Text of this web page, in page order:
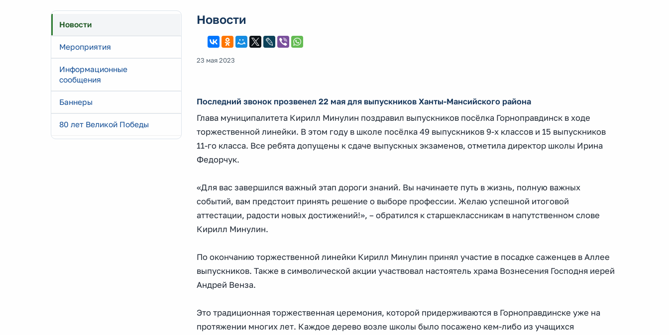
Новости
Мероприятия
Информационные
сообщения
Баннеры
80 лет Великой Победы
Новости
23 мая 2023
Последний звонок прозвенел 22 мая для выпускников Ханты-Мансийского района
Глава муниципалитета Кирилл Минулин поздравил выпускников посёлка Горноправдинск в ходе
торжественной линейки. В этом году в школе посёлка 49 выпускников 9-х классов и 15 выпускников
11-го класса. Все ребята допущены к сдаче выпускных экзаменов, отметила директор школы Ирина
Федорчук.
«Для вас завершился важный этап дороги знаний. Вы начинаете путь в жизнь, полную важных
событий, вам предстоит принять решение о выборе профессии. Желаю успешной итоговой
аттестации, радости новых достижений!», – обратился к старшеклассникам в напутственном слове
Кирилл Минулин.
По окончанию торжественной линейки Кирилл Минулин принял участие в посадке саженцев в Аллее
выпускников. Также в символической акции участвовал настоятель храма Вознесения Господня иерей
Андрей Венза.
Это традиционная торжественная церемония, которой придерживаются в Горноправдинске уже на
протяжении многих лет. Каждое дерево возле школы было посажено кем-либо из учащихся